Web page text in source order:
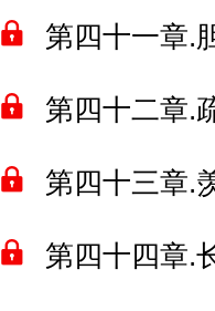
第四十一章.
第四十二章.
第四十三章.
第四十四章.